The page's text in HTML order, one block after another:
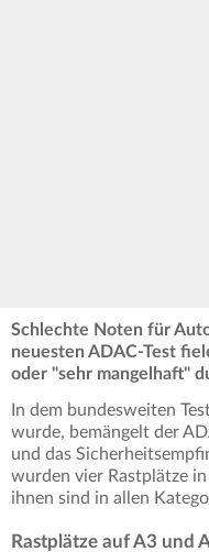
Schlechte Noten für
neuesten ADAC-Test
oder "sehr mangelhaft"
In dem bundesweiten
wurde, bemängelt der
und das
wurden vier Rastplätze
ihnen sind in allen
Rastplätze auf A3 und